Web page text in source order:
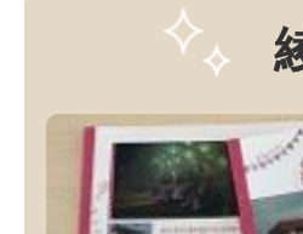
ロケ地：光綾
訪れた方：カ
ん